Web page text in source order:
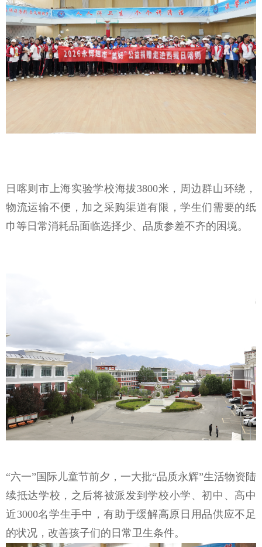
日喀则市上海实验学校海拔3800米，周边群山环绕，
物流运输不便，加之采购渠道有限 ，学生们需要的纸
巾等日常消耗品面临选择少、 品质参差不齐的 困境。
“六一”国际儿童节前夕 ， 一大批“品质永辉”生活物资 陆
续抵达学校， 之后将被派发到学校小学、初中、高中
近3000名学生手中 ，有助于缓解高原日用品供应不足
的状况，改善孩子们的日常卫生条件。